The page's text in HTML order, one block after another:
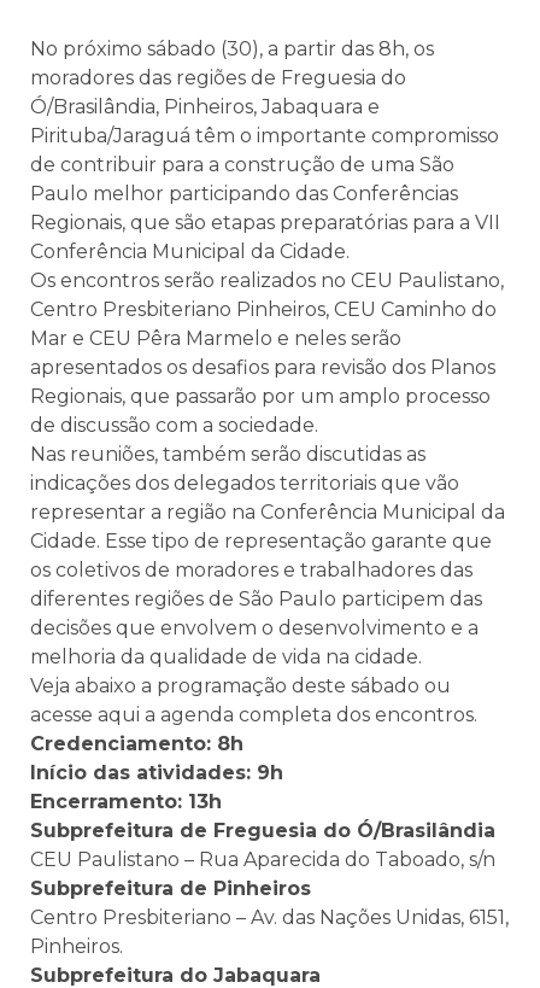
No próximo sábado (30), a partir das 8h, os
moradores das regiões de Freguesia do
Ó/Brasilândia, Pinheiros, Jabaquara e
Pirituba/Jaraguá têm o importante compromisso
de contribuir para a construção de uma São
Paulo melhor participando das Conferências
Regionais, que são etapas preparatórias para a VII
Conferência Municipal da Cidade.
Os encontros serão realizados no CEU Paulistano,
Centro Presbiteriano Pinheiros, CEU Caminho do
Mar e CEU Pêra Marmelo e neles serão
apresentados os desafios para revisão dos Planos
Regionais, que passarão por um amplo processo
de discussão com a sociedade.
Nas reuniões, também serão discutidas as
indicações dos delegados territoriais que vão
representar a região na Conferência Municipal da
Cidade. Esse tipo de representação garante que
os coletivos de moradores e trabalhadores das
diferentes regiões de São Paulo participem das
decisões que envolvem o desenvolvimento e a
melhoria da qualidade de vida na cidade.
Veja abaixo a programação deste sábado ou
acesse aqui a agenda completa dos encontros.
Credenciamento: 8h
Início das atividades: 9h
Encerramento: 13h
Subprefeitura de Freguesia do Ó/Brasilândia
CEU Paulistano – Rua Aparecida do Taboado, s/n
Subprefeitura de Pinheiros
Centro Presbiteriano – Av. das Nações Unidas, 6151,
Pinheiros.
Subprefeitura do Jabaquara